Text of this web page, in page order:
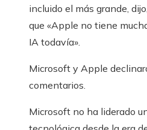
incluido el más grande,
que «Apple no tiene
IA todavía».
Microsoft y Apple
comentarios.
Microsoft no ha liderado